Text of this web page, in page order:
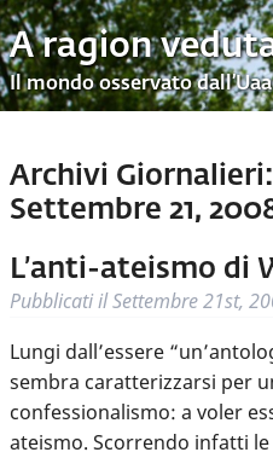
A ragion
Il mondo osservato
Archivi Giornalieri:
Settembre 21,
L’anti-ateismo di
Pubblicati ilSettembre 21st,
Lungi dall’essere
sembra caratterizzarsi per
confessionalismo: a voler
ateismo. Scorrendo infatti